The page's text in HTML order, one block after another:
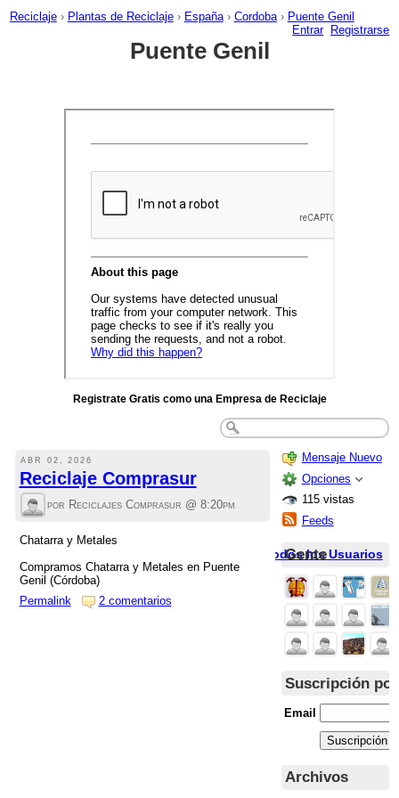
Reciclaje › Plantas de Reciclaje › España › Cordoba › Puente Genil
Entrar
Registrarse
Puente Genil
Registrate Gratis como una Empresa de Reciclaje
ABR 02, 2026
Reciclaje Comprasur
por Reciclajes Comprasur @ 8:20pm
Chatarra y Metales
Compramos Chatarra y Metales en Puente
Genil (Córdoba)
Permalink
2 comentarios
Mensaje Nuevo
Opciones
115 vistas
Feeds
Todos los Usuarios
Gente
Suscripción
Email
Archivos